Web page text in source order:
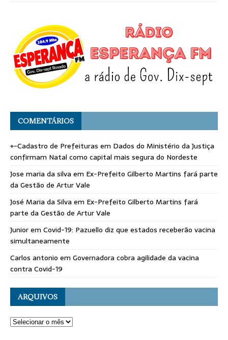
COMENTÁRIOS
+-Cadastro de Prefeituras em Dados do Ministério da Justiça
confirmam Natal como capital mais segura do Nordeste
Jose maria da silva em Ex-Prefeito Gilberto Martins fará parte
da Gestão de Artur Vale
José Maria da Silva em Ex-Prefeito Gilberto Martins fará
parte da Gestão de Artur Vale
Juniorem Covid-19: Pazuello diz que estados receberão vacina
simultaneamente
Carlos antonio em Governadora cobra agilidade da vacina
contra Covid-19
ARQUIVOS